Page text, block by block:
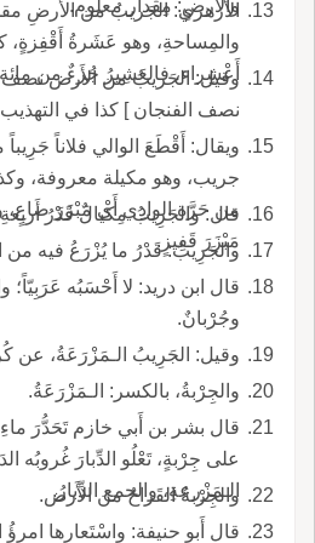
والأَرضِ: مِقْدار معلوم.
الأَزهري: الجَريبُ من الأَرضِ
والمِساحةِ، وهو عَشَرةُ أَقْفِزةٍ،
أَعْشِراء، فالعَشِيرُ جُزءٌ من
نصف الفنجان ] كذا في
ويقال: أَقْطَعَ الوالي فلاناً
جريب، وهو مكيلة معروفة،
من حَرَّة الوادِي أَي مَبْزَرَ صاعٍ،
مَبْزَرَ قَفِيزٍ.
قال: والجَرِيبُ مِكْيالٌ قَدْرُ
والجَرِيبُ: قَدْرُ ما يُزْرَعُ فيه من
وجُرْبانٌ.
وقيل: الجَرِيبُ الـمَزْرَعَةُ، عن
والجِرْبةُ، بالكسر: الـمَزْرَعَةُ.
قال بشر بن أَبي خازم تَحَدُّرَ
على جِرْبةٍ، تَعْلُو الدِّبارَ غُروبُه
الـمَزْرعةِ، والجمع الدِّبارُ.
والجِرْبةُ القَراحُ من الأَرض.
قال أَبو حنيفة: واسْتَعارها